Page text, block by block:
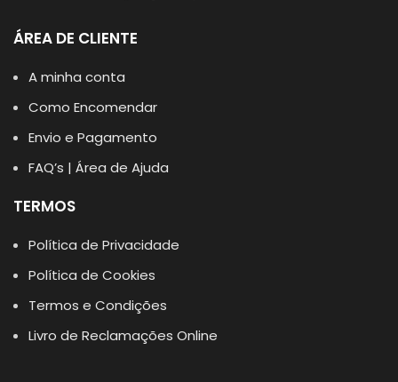
ÁREA DE CLIENTE
A minha conta
Como Encomendar
Envio e Pagamento
FAQ’s | Área de Ajuda
TERMOS
Política de Privacidade
Política de Cookies
Termos e Condições
Livro de Reclamações Online